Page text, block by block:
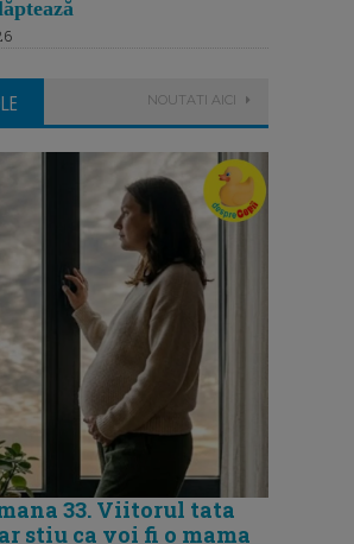
NOUTATI AICI
33. Viitorul tata
stiu ca voi fi o mama